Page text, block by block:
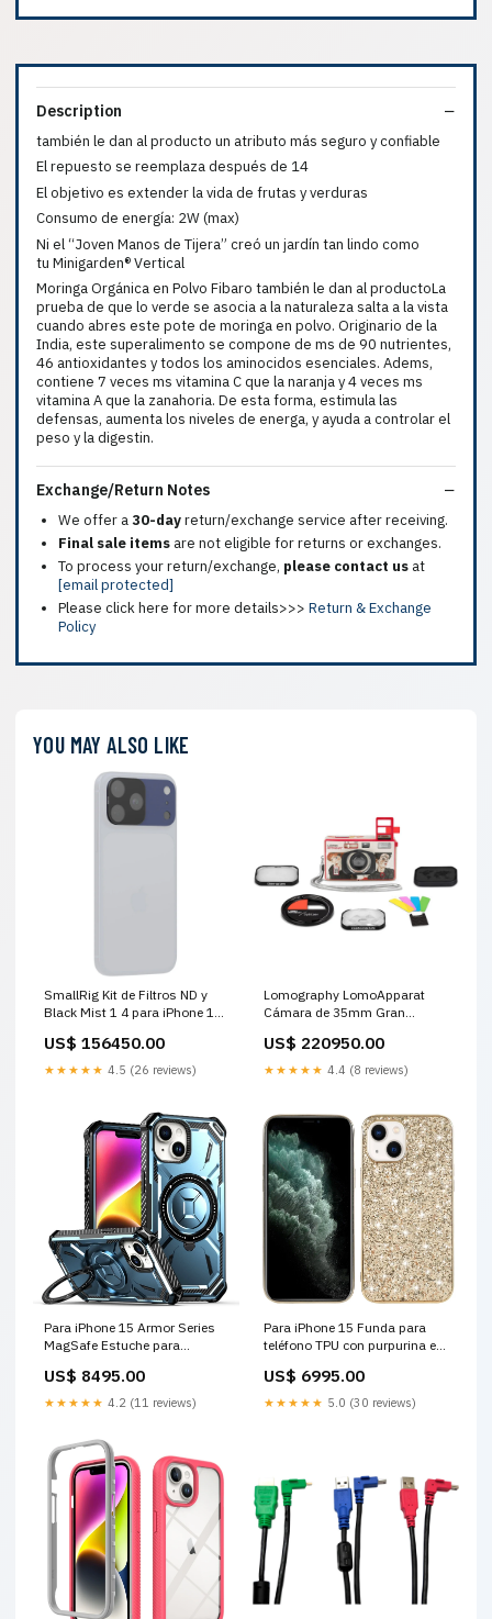
Description
también le dan al producto un atributo más seguro y confiable
El repuesto se reemplaza después de 14
El objetivo es extender la vida de frutas y verduras
Consumo de energía: 2W (max)
Ni el “Joven Manos de Tijera” creó un jardín tan lindo como
tu Minigarden® Vertical
Moringa Orgánica en Polvo Fibaro también le dan al productoLa
prueba de que lo verde se asocia a la naturaleza salta a la vista
cuando abres este pote de moringa en polvo. Originario de la
India, este superalimento se compone de ms de 90 nutrientes,
46 antioxidantes y todos los aminocidos esenciales. Adems,
contiene 7 veces ms vitamina C que la naranja y 4 veces ms
vitamina A que la zanahoria. De esta forma, estimula las
defensas, aumenta los niveles de energa, y ayuda a controlar el
peso y la digestin.
Exchange/Return Notes
We offer a30-dayreturn/exchange service after receiving.
Final sale items are not eligible for returns or exchanges.
To process your return/exchange, please contact us at
[email protected]
Please click here for more details>>> Return & Exchange
Policy
YOU MAY ALSO LIKE
SmallRig Kit de Filtros ND y
Black Mist 1 4 para iPhone 17
Cameras
US$ 156450.00
★★★★★ 4.5 (26 reviews)
Lomography LomoApparat
Cámara de 35mm Gran
Edition Small Diaphragm
Condenser
US$ 220950.00
★★★★★ 4.4 (8 reviews)
Para iPhone 15 Armor Series
MagSafe Estuche para
magnético (azul) cubierta de
cámara
US$ 8495.00
★★★★★ 4.2 (11 reviews)
Para iPhone 15 Funda para
teléfono TPU con purpurina en
S24 Ultra
US$ 6995.00
★★★★★ 5.0 (30 reviews)